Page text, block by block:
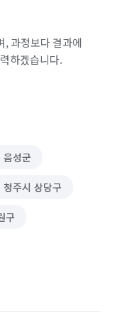
, 과정보다 결과에
하겠습니다.
음성군
청주시 상당구
구